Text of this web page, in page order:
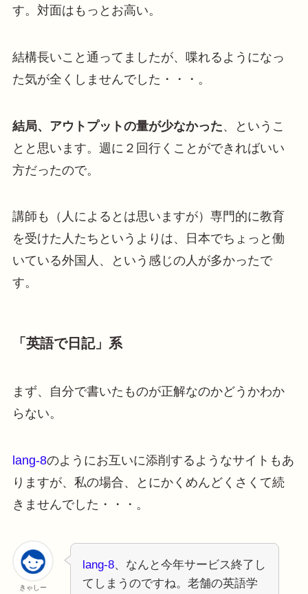
す。対面はもっとお高い。
結構長いこと通ってましたが、喋れるようになっ
た気が全くしませんでした・・・。
結局、アウトプットの量が少なかった、というこ
とと思います。週に２回行くことができればいい
方だったので。
講師も（人によるとは思いますが）専門的に教育
を受けた人たちというよりは、日本でちょっと働
いている外国人、という感じの人が多かったで
す。
「英語で日記」系
まず、自分で書いたものが正解なのかどうかわか
らない。
lang-8のようにお互いに添削するようなサイトもあ
りますが、私の場合、とにかくめんどくさくて続
きませんでした・・・。
きゃしー
lang-8、なんと今年サービス終了し
てしまうのですね。老舗の英語学